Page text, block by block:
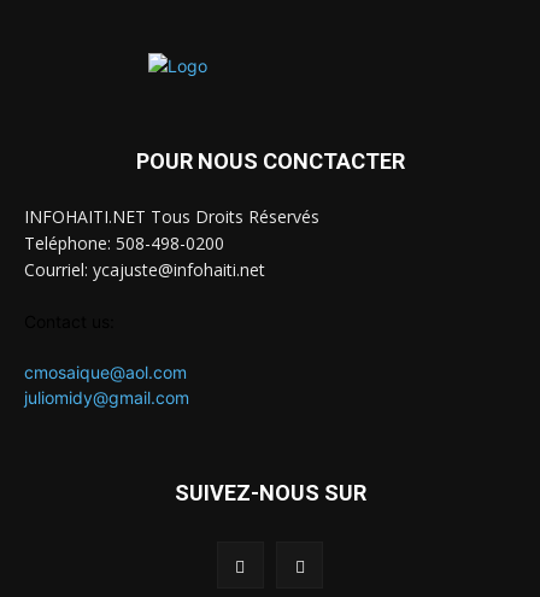
POUR NOUS CONCTACTER
INFOHAITI.NET Tous Droits Réservés
Teléphone: 508-498-0200
Courriel: ycajuste@infohaiti.net
cmosaique@aol.com
juliomidy@gmail.com
SUIVEZ-NOUS SUR